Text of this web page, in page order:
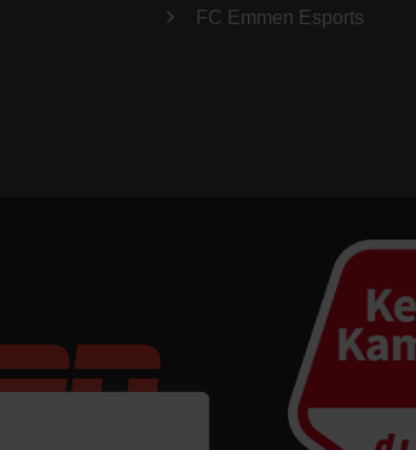
FC Emmen Esports